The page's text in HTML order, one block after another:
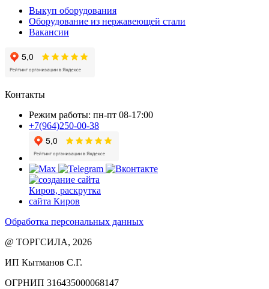
Выкуп оборудования
Оборудование из нержавеющей стали
Вакансии
Контакты
Режим работы: пн-пт 08-17:00
+7(964)250-00-38
Обработка персональных данных
@ ТОРГСИЛА, 2026
ИП Кытманов С.Г.
ОГРНИП 316435000068147